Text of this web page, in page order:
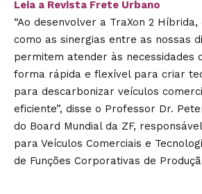
Leia a Revista Frete Urbano
“Ao desenvolver a TraXon 2
como as sinergias entre as nossas
permitem atender às necessidades
forma rápida e flexível para criar
para descarbonizar veículos
eficiente”, disse o Professor Dr.
do Board Mundial da ZF,
para Veículos Comerciais e
de Funções Corporativas de